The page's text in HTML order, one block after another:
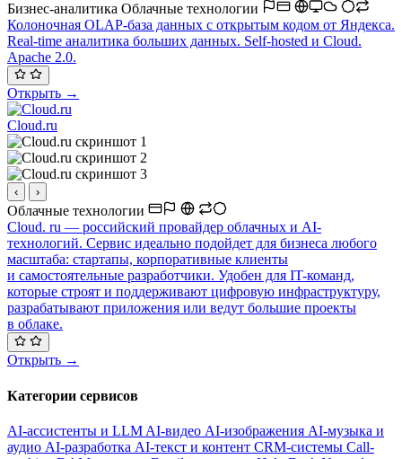
Бизнес-аналитика Облачные технологии
Колоночная OLAP-база данных с открытым кодом от Яндекса.
Real-time аналитика больших данных. Self-hosted и Cloud.
Apache 2.0.
Открыть →
Cloud.ru
‹ ›
Облачные технологии
Cloud. ru — российский провайдер облачных и AI-
технологий. Сервис идеально подойдет для бизнеса любого
масштаба: стартапы, корпоративные клиенты
и самостоятельные разработчики. Удобен для IT-команд,
которые строят и поддерживают цифровую инфраструктуру,
разрабатывают приложения или ведут большие проекты
в облаке.
Открыть →
Категории сервисов
AI-ассистенты и LLM AI-видео AI-изображения AI-музыка и
аудио AI-разработка AI-текст и контент CRM-системы Call-